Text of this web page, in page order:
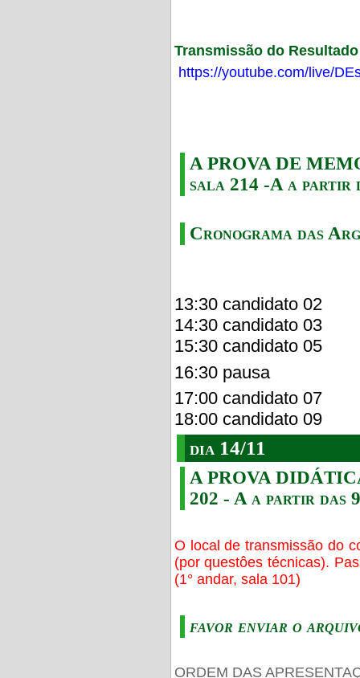
Transmissão do
https://youtube.com/live/
A PROVA DE
sala 214 -A a partir
Cronograma das
13:30 candidato 02
14:30 candidato 03
15:30 candidato 05
16:30 pausa
17:00 candidato 07
18:00 candidato 09
dia 14/11
A PROVA
202 - A a partir das
O local de transmissão do
(por questôes técnicas).
(1° andar, sala 101)
favor enviar o
ORDEM DAS